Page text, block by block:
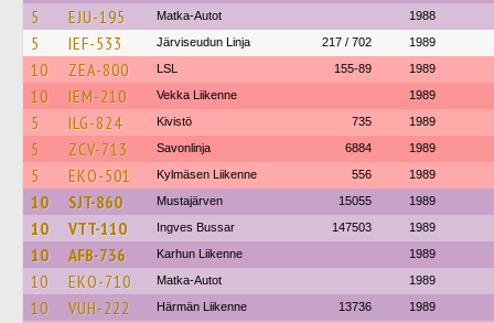
5 EJU-195 Matka-Autot 1988
5 IEF-533 Järviseudun Linja 217 / 702 1989
10 ZEA-800 LSL 155-89 1989
10 IEM-210 Vekka Liikenne 1989
5 ILG-824 Kivistö 735 1989
5 ZCV-713 Savonlinja 6884 1989
5 EKO-501 Kylmäsen Liikenne 556 1989
10 SJT-860 Mustajärven 15055 1989
10 VTT-110 Ingves Bussar 147503 1989
10 AFB-736 Karhun Liikenne 1989
10 EKO-710 Matka-Autot 1989
10 VUH-222 Härmän Liikenne 13736 1989